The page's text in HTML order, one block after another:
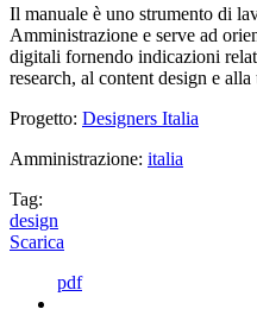
Il manuale è uno strumento di
Amministrazione e serve ad
digitali fornendo indicazioni
research, al content design e alla
Progetto: Designers Italia
Amministrazione: italia
Tag:
design
Scarica
pdf